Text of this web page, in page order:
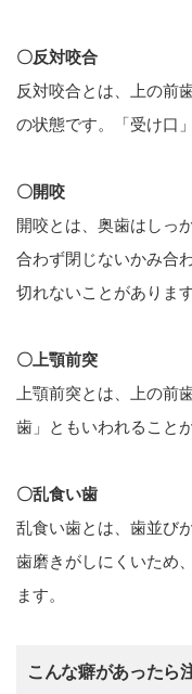
〇反対咬合
反対咬合とは、上の前
の状態です。「受け口
〇開咬
開咬とは、奥歯はしっ
合わず閉じないかみ合
切れないことがあります
〇上顎前突
上顎前突とは、上の前
歯」ともいわれること
〇乱食い歯
乱食い歯とは、歯並び
歯磨きがしにくいため
ます。
こんな癖があったら